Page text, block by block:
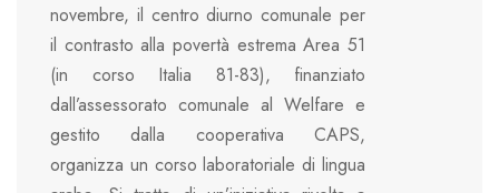
novembre, il centro diurno comunale per
il contrasto alla povertà estrema Area 51
(in corso Italia 81-83), finanziato
dall’assessorato comunale al Welfare e
gestito dalla cooperativa CAPS,
organizza un corso laboratoriale di lingua